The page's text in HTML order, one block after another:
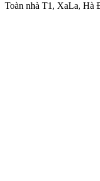
Toàn nhà T1, XaLa, Hà